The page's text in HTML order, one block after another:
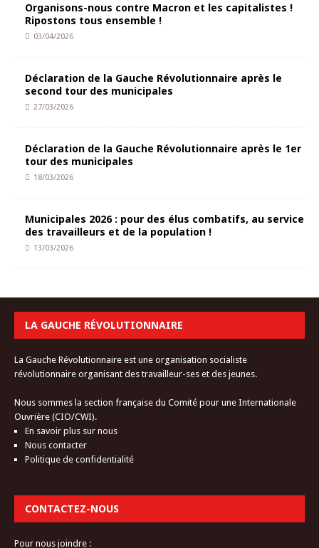
Organisons-nous contre Macron et les capitalistes !
Ripostons tous ensemble !
03/04/2026
Déclaration de la Gauche Révolutionnaire après le
second tour des municipales
27/03/2026
Déclaration de la Gauche Révolutionnaire après le 1er
tour des municipales
18/03/2026
Municipales 2026 : pour des élus combatifs, au service
des travailleurs et de la population !
13/03/2026
LA GAUCHE RÉVOLUTIONNAIRE
La Gauche Révolutionnaire est une organisation socialiste
révolutionnaire organisant des travailleur-ses et des jeunes.
Nous sommes la section française du Comité pour une Internationale
Ouvrière (CIO/CWI).
En savoir plus sur nous
Nous contacter
Politique de confidentialité
CONTACTEZ-NOUS
Pour nous joindre :